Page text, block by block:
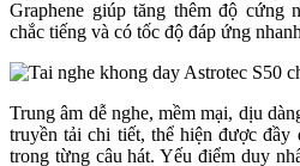
Graphene giúp tăng thêm độ cứng
chắc tiếng và có tốc độ đáp ứng
Trung âm dễ nghe, mềm mại, dịu
truyền tải chi tiết, thể hiện được
trong từng câu hát. Yếu điểm duy